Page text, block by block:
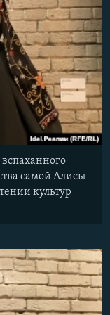
вспаханного
самой Алисы
культур